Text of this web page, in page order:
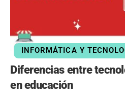
INFORMÁTICA Y
Diferencias entre
en educación